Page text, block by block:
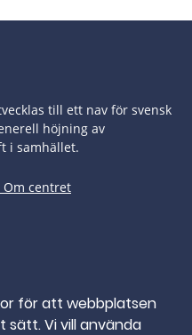
till ett nav för svensk
höjning av
i samhället.
Om centret
för att webbplatsen
Vi vill använda